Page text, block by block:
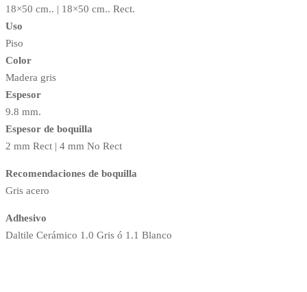
18×50 cm.. | 18×50 cm.. Rect.
Uso
Piso
Color
Madera gris
Espesor
9.8 mm.
Espesor de boquilla
2 mm Rect | 4 mm No Rect
Recomendaciones de boquilla
Gris acero
Adhesivo
Daltile Cerámico 1.0 Gris ó 1.1 Blanco